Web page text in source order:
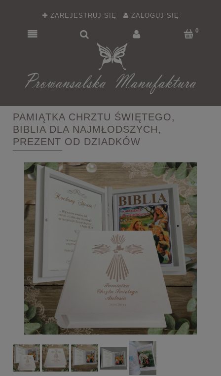
ZAREJESTRUJ SIĘ ZALOGUJ SIĘ
PAMIĄTKA CHRZTU ŚWIĘTEGO,
BIBLIA DLA NAJMŁODSZYCH,
PREZENT OD DZIADKÓW